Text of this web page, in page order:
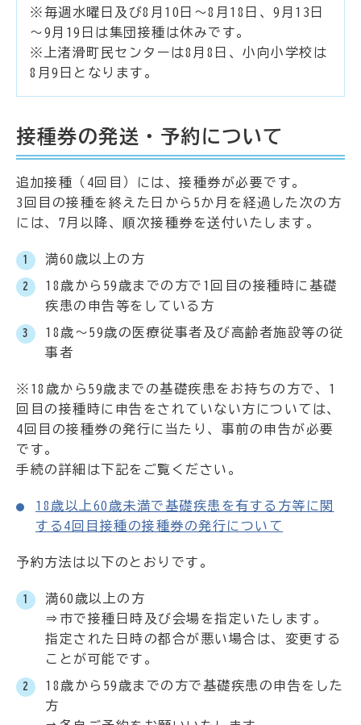
※毎週水曜日及び8月10日～8月18日、9月13日
～9月19日は集団接種は休みです。
※上渚滑町民センターは8月8日、小向小学校は
8月9日となります。
接種券の発送・予約について
追加接種（4回目）には、接種券が必要です。
3回目の接種を終えた日から5か月を経過した次の方
には、7月以降、​順次接種券を送付いたします。
満60歳以上の方
18歳から59歳までの方で1回目の接種時に基礎
疾患の申告等をしている方
18歳～59歳の医療従事者及び高齢者施設等の従
事者
※18歳から59歳までの基礎疾患をお持ちの方で、1
回目の接種時に申告をされていない方については、
4回目の接種券の発行に当たり、事前の申告が必要
です。
手続の詳細は下記をご覧ください。
18歳以上60歳未満で基礎疾患を有する方等に関
する4回目接種の接種券の発行について
予約方法は以下のとおりです。
満60歳以上の方
⇒市で接種日時及び会場を指定いたします。
指定された日時の都合が悪い場合は、変更する
ことが可能です。
18歳から59歳までの方で基礎疾患の申告をした
方